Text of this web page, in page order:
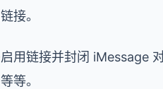
接。
用链接并封闭 iMessage
等。